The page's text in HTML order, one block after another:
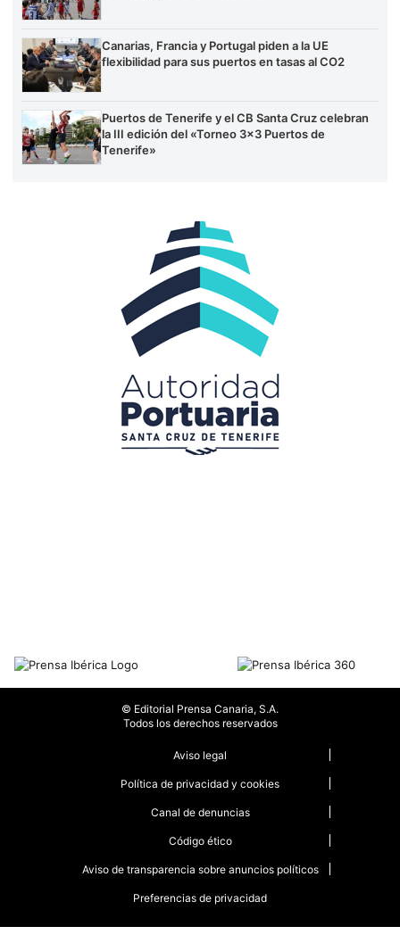
Canarias, Francia y Portugal piden a la UE
flexibilidad para sus puertos en tasas al CO2
Puertos de Tenerife y el CB Santa Cruz celebran
la III edición del «Torneo 3×3 Puertos de
Tenerife»
© Editorial Prensa Canaria, S.A.
Todos los derechos reservados
Aviso legal
Política de privacidad y cookies
Canal de denuncias
Código ético
Aviso de transparencia sobre anuncios políticos
Preferencias de privacidad